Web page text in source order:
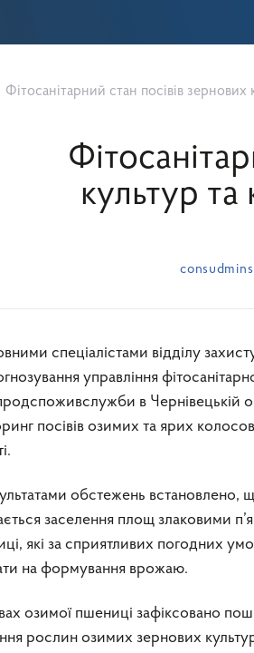
Фітосанітарний стан посівів зернових
культур та
consudmins
управління
в Чернівецькій
посівів озимих та ярих
обстежень встановлено,
заселення площ злаковими
які за сприятливих погодних
на формування врожаю.
озимої пшениці зафіксовано
рослин озимих зернових